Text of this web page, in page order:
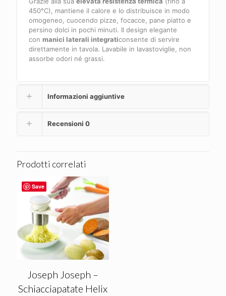
450°C), mantiene il calore e lo distribuisce in modo
omogeneo, cuocendo pizze, focacce, pane piatto e
persino dolci in pochi minuti. Il design elegante
conmanici laterali integraticonsente di servire
direttamente in tavola. Lavabile in lavastoviglie, non
assorbe odori né grassi.
Informazioni aggiuntive
Recensioni 0
Prodotti correlati
Save
Joseph Joseph –
Schiacciapatate Helix